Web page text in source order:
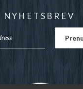
NYHETSBREV